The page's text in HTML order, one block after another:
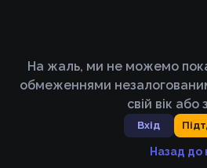
На жаль, ми не можемо
обмеженнями
свій вік або
Вхід
Назад до